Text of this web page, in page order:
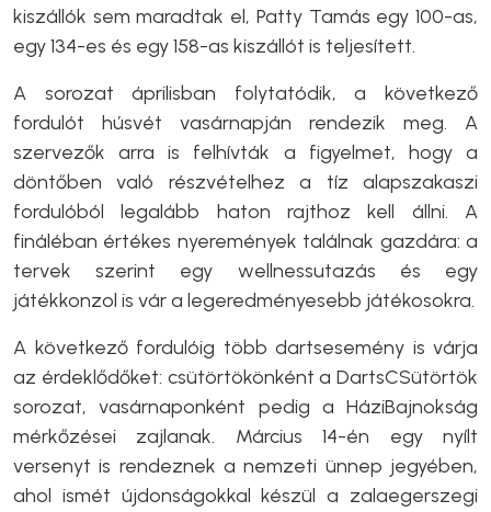
kiszállók sem maradtak el, Patty Tamás egy 100-as,
egy 134-es és egy 158-as kiszállót is teljesített.
A sorozat áprilisban folytatódik, a következő
fordulót húsvét vasárnapján rendezik meg. A
szervezők arra is felhívták a figyelmet, hogy a
döntőben való részvételhez a tíz alapszakaszi
fordulóból legalább haton rajthoz kell állni. A
fináléban értékes nyeremények találnak gazdára: a
tervek szerint egy wellnessutazás és egy
játékkonzol is vár a legeredményesebb játékosokra.
A következő fordulóig több dartsesemény is várja
az érdeklődőket: csütörtökönként a DartsCSütörtök
sorozat, vasárnaponként pedig a HáziBajnokság
mérkőzései zajlanak. Március 14-én egy nyílt
versenyt is rendeznek a nemzeti ünnep jegyében,
ahol ismét újdonságokkal készül a zalaegerszegi